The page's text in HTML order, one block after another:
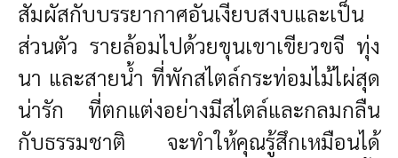
สัมผัสกับบรรยากาศอันเงียบสงบและเป็น
ส่วนตัว รายล้อมไปด้วยขุนเขาเขียวขจี ทุ่ง
นา และสายน้ำ ที่พักสไตล์กระท่อมไม้ไผ่สุด
น่ารัก ที่ตกแต่งอย่างมีสไตล์และกลมกลืน
กับธรรมชาติ จะทำให้คุณรู้สึกเหมือนได้